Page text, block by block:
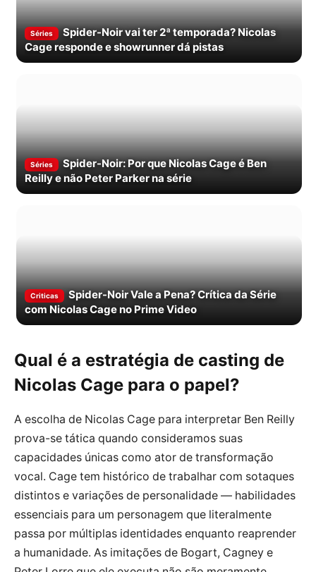
Séries
Spider-Noir vai ter 2ª temporada? Nicolas
Cage responde e showrunner dá pistas
Séries
Spider-Noir: Por que Nicolas Cage é Ben
Reilly e não Peter Parker na série
Criticas
Spider-Noir Vale a Pena? Crítica da Série
com Nicolas Cage no Prime Video
Qual é a estratégia de casting de
Nicolas Cage para o papel?
A escolha de Nicolas Cage para interpretar Ben Reilly
prova-se tática quando consideramos suas
capacidades únicas como ator de transformação
vocal. Cage tem histórico de trabalhar com sotaques
distintos e variações de personalidade — habilidades
essenciais para um personagem que literalmente
passa por múltiplas identidades enquanto reaprender
a humanidade. As imitações de Bogart, Cagney e